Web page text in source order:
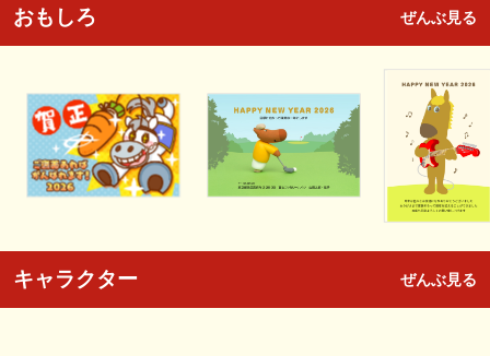
おもしろ ぜんぶ見る
キャラクター ぜんぶ見る